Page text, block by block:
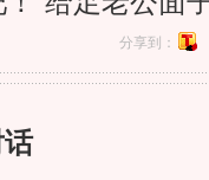
分享到：